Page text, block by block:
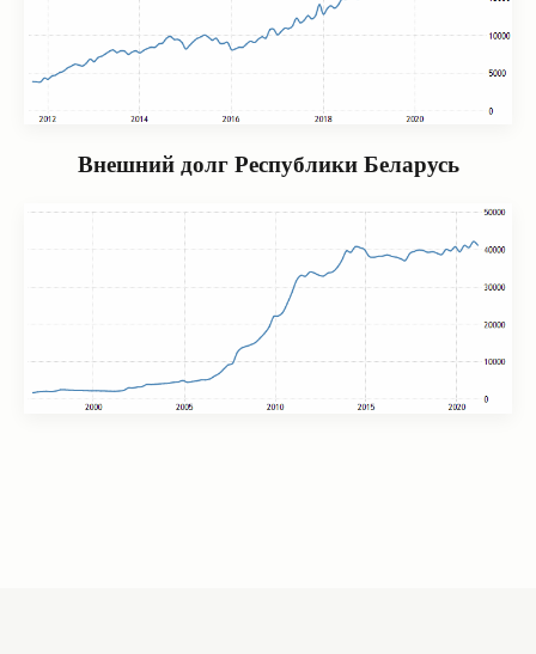
Внешний долг Республики Беларусь